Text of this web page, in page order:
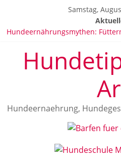
springen
Samstag,
Hundeernährungsmythen:
Hundeallergien: Anzeichen,
Vitamine für Hunde
Die beliebtesten Hunderassen in
Malinois Herrkunft und
Hundeernaehrung,